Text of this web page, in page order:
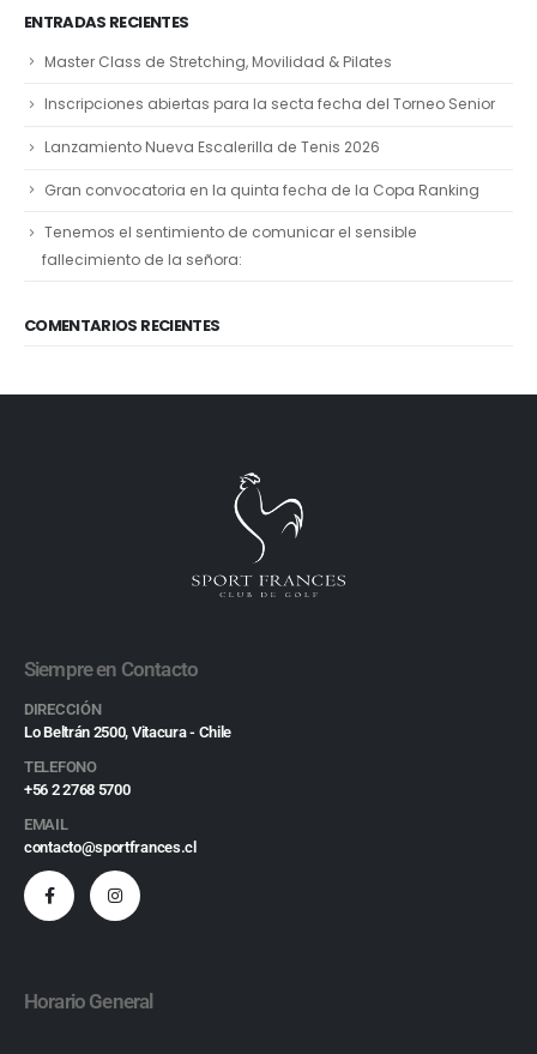
ENTRADAS RECIENTES
Master Class de Stretching, Movilidad & Pilates
Inscripciones abiertas para la secta fecha del Torneo Senior
Lanzamiento Nueva Escalerilla de Tenis 2026
Gran convocatoria en la quinta fecha de la Copa Ranking
Tenemos el sentimiento de comunicar el sensible
fallecimiento de la señora:
COMENTARIOS RECIENTES
Siempre en Contacto
DIRECCIÓN
Lo Beltrán 2500, Vitacura - Chile
TELEFONO
+56 2 2768 5700
EMAIL
contacto@sportfrances.cl
Horario General